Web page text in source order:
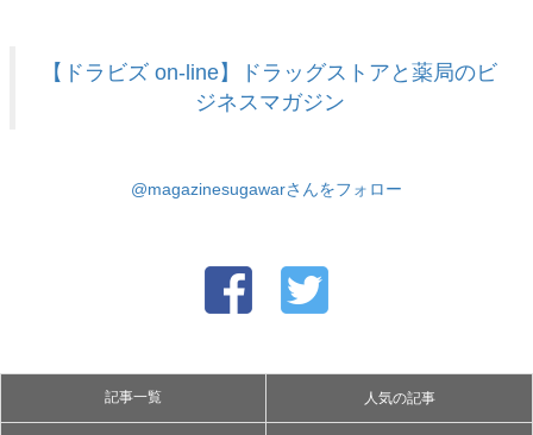
【ドラビズ on-line】ドラッグストアと薬局のビ
ジネスマガジン
@magazinesugawarさんをフォロー
記事一覧 人気の記事